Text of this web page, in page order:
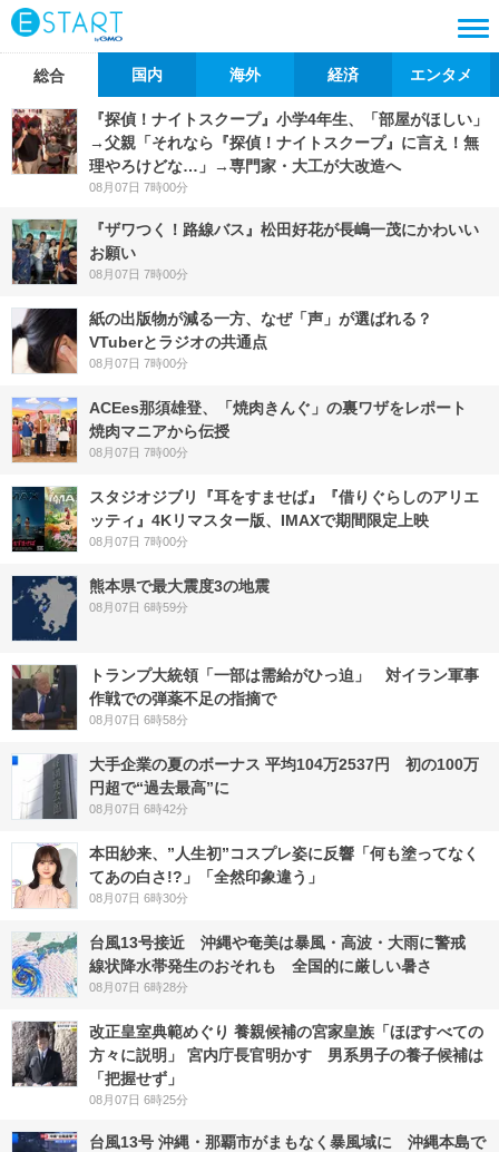
総合 国内 海外 経済 エンタメ
『探偵！ナイトスクープ』小学4年生、「部屋がほしい」
→父親「それなら『探偵！ナイトスクープ』に言え！無
理やろけどな…」→専門家・大工が大改造へ
08月07日 7時00分
『ザワつく！路線バス』松田好花が長嶋一茂にかわいい
お願い
08月07日 7時00分
紙の出版物が減る一方、なぜ「声」が選ばれる？
VTuberとラジオの共通点
08月07日 7時00分
ACEes那須雄登、「焼肉きんぐ」の裏ワザをレポート
焼肉マニアから伝授
08月07日 7時00分
スタジオジブリ『耳をすませば』『借りぐらしのアリエ
ッティ』4Kリマスター版、IMAXで期間限定上映
08月07日 7時00分
熊本県で最大震度3の地震
08月07日 6時59分
トランプ大統領「一部は需給がひっ迫」 対イラン軍事
作戦での弾薬不足の指摘で
08月07日 6時58分
大手企業の夏のボーナス 平均104万2537円 初の100万
円超で“過去最高”に
08月07日 6時42分
本田紗来、”人生初”コスプレ姿に反響「何も塗ってなく
てあの白さ!?」「全然印象違う」
08月07日 6時30分
台風13号接近 沖縄や奄美は暴風・高波・大雨に警戒
線状降水帯発生のおそれも 全国的に厳しい暑さ
08月07日 6時28分
改正皇室典範めぐり 養親候補の宮家皇族「ほぼすべての
方々に説明」 宮内庁長官明かす 男系男子の養子候補は
「把握せず」
08月07日 6時25分
台風13号 沖縄・那覇市がまもなく暴風域に 沖縄本島で